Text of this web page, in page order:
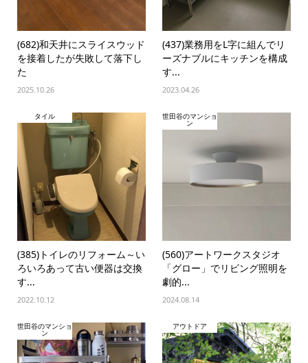
(682)和天井にスライスウッド
を接着したが失敗して落下し
た
2025.10.26
(437)業務用をL字に組んでリ
ーズナブルにキッチンを構成
す...
2023.04.26
タイル
(385)トイレのリフォーム～い
ろいろあって古い便器は交換
す...
2022.10.12
世田谷のマンショ
ン
(560)アートワークスタジオ
「グロー」でリビング照明を
劇的...
2024.08.14
世田谷のマンショ
ン
アウトドア